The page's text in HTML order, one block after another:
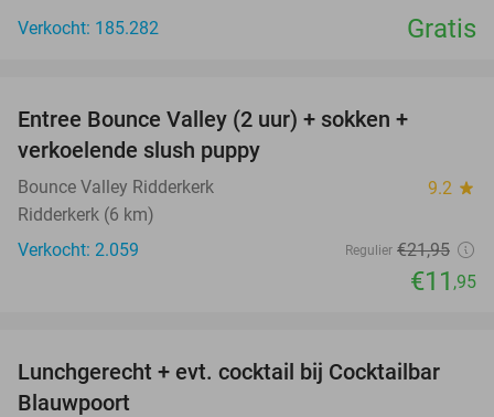
Verkocht: 185.282
Gratis
Entree Bounce Valley (2 uur) + sokken +
verkoelende slush puppy
Bounce Valley Ridderkerk 9.2 star
Ridderkerk (6 km)
Verkocht: 2.059
Regulier €21,95
€11 ,95
34%
Lunchgerecht + evt. cocktail bij Cocktailbar
Blauwpoort